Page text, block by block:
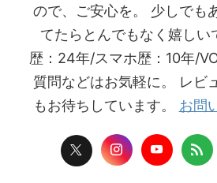
ので、ご安心を。 少しでも
てたらとんでもなく嬉しい
歴：24年/スマホ歴：10年/
質問などはお気軽に。 レビ
もお待ちしています。 お問